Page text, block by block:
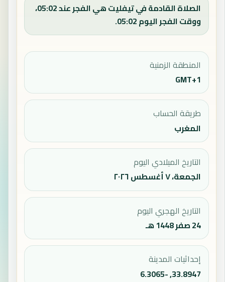
الصلاة القادمة في تيفليت هي الفجر عند 05:02،
ووقت الفجر اليوم 05:02.
المنطقة الزمنية
GMT+1
طريقة الحساب
المغرب
التاريخ الميلادي اليوم
الجمعة، ٧ أغسطس ٢٠٢٦
التاريخ الهجري اليوم
24 صفر 1448 هـ
إحداثيات المدينة
33.8947, -6.3065